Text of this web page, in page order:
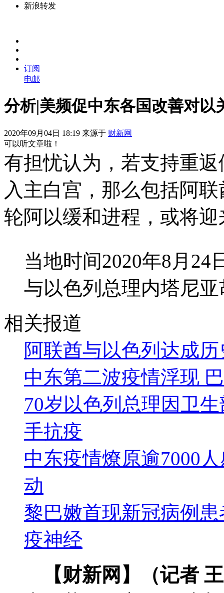
新浪转发
订阅
电邮
分析|美频促中东各国改善对
2020年09月04日 18:19 来源于 财新网
可以听文章啦！
有担忧认为，若支持重
入主白宫，那么包括阿
轮阿以缓和进程，或将
当地时间2020年8月24
与以色列总理内塔尼
相关报道
阿联酋与以色列达成
中东第二波疫情浮现
70岁以色列总理因卫
手抗疫
中东疫情燎原逾7000
动
黎巴嫩首现新冠病例
疫神经
【财新网】（记者